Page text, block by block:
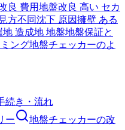
良 費用地盤改良 高い セカ
方不同沈下 原因擁壁 ある
地 造成地 地盤地盤保証と
ング地盤チェッカーのよ
続き・流れ
ー 地盤チェッカーの改